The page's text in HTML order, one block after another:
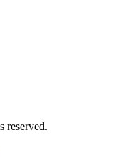
reserved.